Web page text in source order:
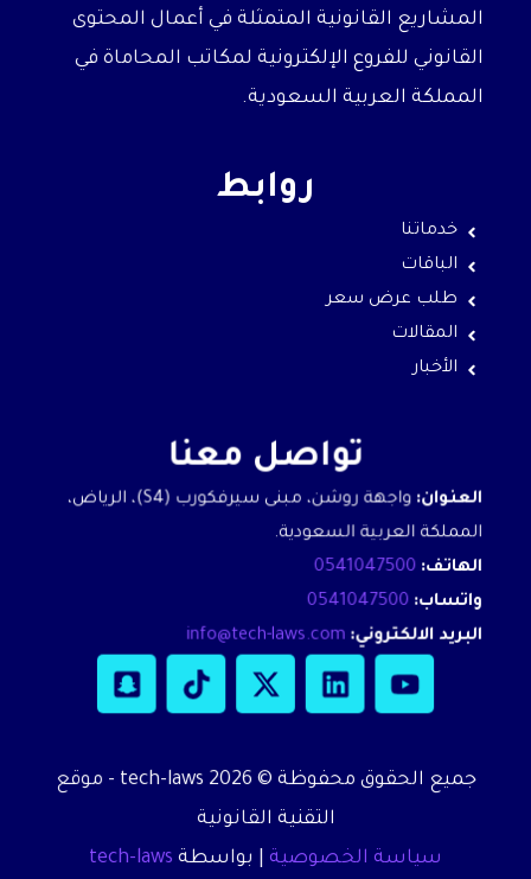
المشاريع القانونية المتمثلة في أعمال المحتوى
القانوني للفروع الإلكترونية لمكاتب المحاماة في
المملكة العربية السعودية.
روابط
خدماتنا
الباقات
طلب عرض سعر
المقالات
الأخبار
تواصل معنا
العنوان:
واجهة روشن، مبنى سيرفكورب (S4)، الرياض،
المملكة العربية السعودية.
الهاتف: 0541047500
واتساب: 0541047500
البريد الالكتروني: info@tech-laws.com
L
e
X
i
t
T
o
k
S
c
h
جميع الحقوق محفوظة © 2026 tech-laws - موقع
التقنية القانونية
سياسة الخصوصية | بواسطة tech-laws